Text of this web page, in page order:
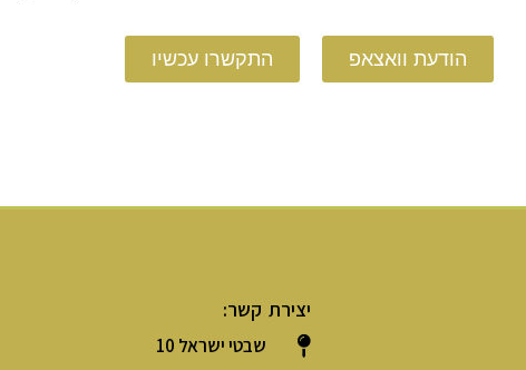
הודעת וואצאפ התקשרו עכשיו
יצירת קשר:
שבטי ישראל 10